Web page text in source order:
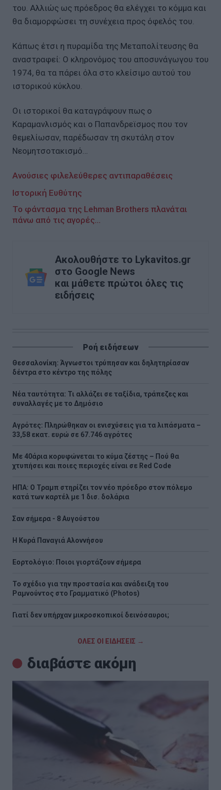
του. Αλλιώς ως πρόεδρος θα ελέγχει το κόμμα και
θα διαμορφώσει τη συνέχεια προς όφελός του.
Κάπως έτσι η πυραμίδα της Μεταπολίτευσης θα
αναστραφεί: Ο κληρονόμος του αποσυνάγωγου του
1974, θα τα πάρει όλα στο κλείσιμο αυτού του
ιστορικού κύκλου.
Οι ιστορικοί θα καταγράψουν πως ο
Καραμανλισμός και ο Παπανδρεϊσμος που τον
θεμελίωσαν, παρέδωσαν τη σκυτάλη στον
Νεομητσοτακισμό…
Ανούσιες φιλελεύθερες αντιπαραθέσεις
Ιστορική Ευθύτης
To φάντασμα της Lehman Brothers πλανάται
πάνω από τις αγορές…
Ακολουθήστε το Lykavitos.gr
στο Google News
και μάθετε πρώτοι όλες τις
ειδήσεις
Ροή ειδήσεων
Θεσσαλονίκη: Άγνωστοι τρύπησαν και δηλητηρίασαν
δέντρα στο κέντρο της πόλης
Νέα ταυτότητα: Τι αλλάζει σε ταξίδια, τράπεζες και
συναλλαγές με το Δημόσιο
Αγρότες: Πληρώθηκαν οι ενισχύσεις για τα λιπάσματα –
33,58 εκατ. ευρώ σε 67.746 αγρότες
Με 40άρια κορυφώνεται το κύμα ζέστης – Πού θα
χτυπήσει και ποιες περιοχές είναι σε Red Code
ΗΠΑ: Ο Τραμπ στηρίζει τον νέο πρόεδρο στον πόλεμο
κατά των καρτέλ με 1 δισ. δολάρια
Σαν σήμερα - 8 Αυγούστου
H Κυρά Παναγιά Αλοννήσου
Εορτολόγιο: Ποιοι γιορτάζουν σήμερα
Το σχέδιο για την προστασία και ανάδειξη του
Ραμνούντος στο Γραμματικό (Photos)
Γιατί δεν υπήρχαν μικροσκοπικοί δεινόσαυροι;
ΟΛΕΣ ΟΙ ΕΙΔΗΣΕΙΣ →
διαβάστε ακόμη